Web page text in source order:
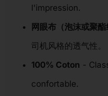
l'impression.
网眼布（泡沫或聚酯
司机风格的透气性。
100% Coton -
confortable.